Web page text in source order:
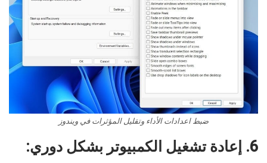
ضبط اعدادات الأداء وتقليل المؤثرات في ويندوز
6. إعادة تشغيل الكمبيوتر بشكل دوري: